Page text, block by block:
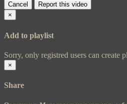
Cancel
Report this video
×
Add to playlist
Sorry, only registred users can create
×
Share